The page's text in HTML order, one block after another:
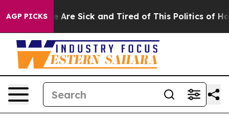
AGP PICKSAre Sick and Tired of This Politics of Hatred”